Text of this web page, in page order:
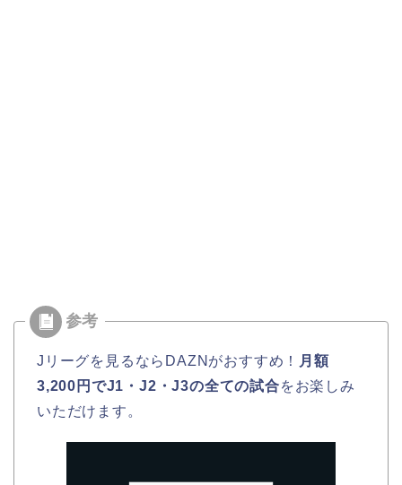
Jリーグを見るならDAZNがおすすめ！
月額
3,200円でJ1・J2・J3の全ての試合をお楽しみ
いただけます。